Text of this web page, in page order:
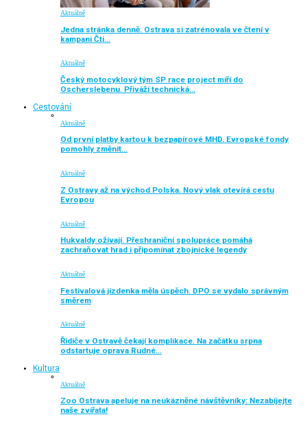
Aktuálně
Jedna stránka denně. Ostrava si zatrénovala ve čtení v
kampani Čti…
Aktuálně
Český motocyklový tým SP race project míří do
Oscherslebenu. Přiváží technická…
Cestování
Aktuálně
Od první platby kartou k bezpapírové MHD. Evropské fondy
pomohly změnit…
Aktuálně
Z Ostravy až na východ Polska. Nový vlak otevírá cestu
Evropou
Aktuálně
Hukvaldy ožívají. Přeshraniční spolupráce pomáhá
zachraňovat hrad i připomínat zbojnické legendy
Aktuálně
Festivalová jízdenka měla úspěch. DPO se vydalo správným
směrem
Aktuálně
Řidiče v Ostravě čekají komplikace. Na začátku srpna
odstartuje oprava Rudné…
Kultura
Aktuálně
Zoo Ostrava apeluje na neukázněné návštěvníky: Nezabíjejte
naše zvířata!